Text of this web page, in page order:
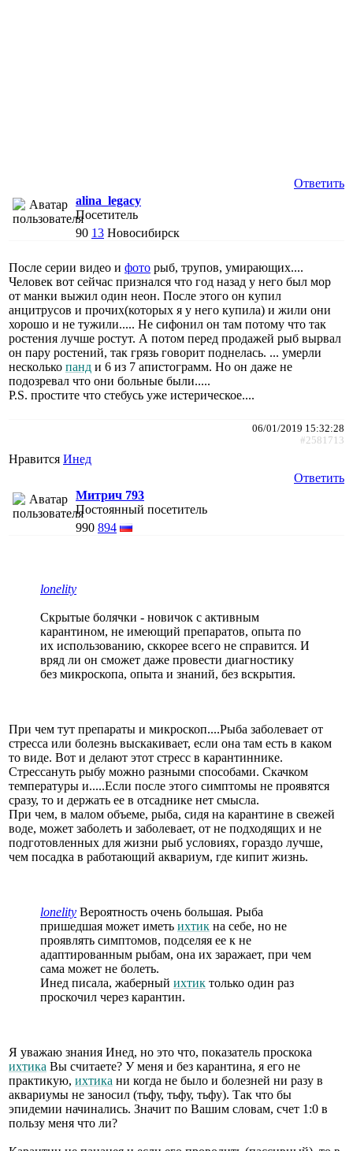
Ответить
alina_legacy
Посетитель
90 13 Новосибирск
После серии видео и фото рыб, трупов, умирающих....
Человек вот сейчас признался что год назад у него был мор
от манки выжил один неон. После этого он купил
анцитрусов и прочих(которых я у него купила) и жили они
хорошо и не тужили..... Не сифонил он там потому что так
ростения лучше ростут. А потом перед продажей рыб вырвал
он пару ростений, так грязь говорит поднелась. ... умерли
несколько панд и 6 из 7 апистограмм. Но он даже не
подозревал что они больные были.....
P.S. простите что стебусь уже истерическое....
06/01/2019 15:32:28
#2581713
Нравится Инед
Ответить
Митрич 793
Постоянный посетитель
990 894
lonelity
Скрытые болячки - новичок с активным
карантином, не имеющий препаратов, опыта по
их использованию, сккорее всего не справится. И
вряд ли он сможет даже провести диагностику
без микроскопа, опыта и знаний, без вскрытия.
При чем тут препараты и микроскоп....Рыба заболевает от
стресса или болезнь выскакивает, если она там есть в каком
то виде. Вот и делают этот стресс в карантиннике.
Стрессануть рыбу можно разными способами. Скачком
температуры и.....Если после этого симптомы не проявятся
сразу, то и держать ее в отсаднике нет смысла.
При чем, в малом объеме, рыба, сидя на карантине в свежей
воде, может заболеть и заболевает, от не подходящих и не
подготовленных для жизни рыб условиях, гораздо лучше,
чем посадка в работающий аквариум, где кипит жизнь.
lonelity Вероятность очень большая. Рыба
пришедшая может иметь ихтик на себе, но не
проявлять симптомов, подселяя ее к не
адаптированным рыбам, она их заражает, при чем
сама может не болеть.
Инед писала, жаберный ихтик только один раз
проскочил через карантин.
Я уважаю знания Инед, но это что, показатель проскока
ихтика Вы считаете? У меня и без карантина, я его не
практикую, ихтика ни когда не было и болезней ни разу в
аквариумы не заносил (тьфу, тьфу, тьфу). Так что бы
эпидемии начинались. Значит по Вашим словам, счет 1:0 в
пользу меня что ли?